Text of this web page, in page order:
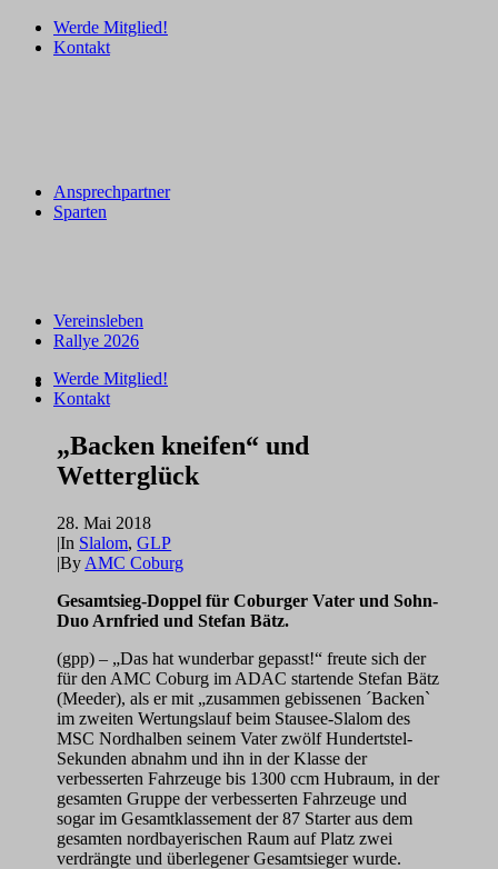
Werde Mitglied!
Kontakt
Ansprechpartner
Sparten
Vereinsleben
Rallye 2026
Werde Mitglied!
Kontakt
„Backen kneifen“ und
Wetterglück
28. Mai 2018
|In Slalom,GLP
|By AMC Coburg
Gesamtsieg-Doppel für Coburger Vater und Sohn-
Duo Arnfried und Stefan Bätz.
(gpp) – „Das hat wunderbar gepasst!“ freute sich der
für den AMC Coburg im ADAC startende Stefan Bätz
(Meeder), als er mit „zusammen gebissenen ´Backen`
im zweiten Wertungslauf beim Stausee-Slalom des
MSC Nordhalben seinem Vater zwölf Hundertstel-
Sekunden abnahm und ihn in der Klasse der
verbesserten Fahrzeuge bis 1300 ccm Hubraum, in der
gesamten Gruppe der verbesserten Fahrzeuge und
sogar im Gesamtklassement der 87 Starter aus dem
gesamten nordbayerischen Raum auf Platz zwei
verdrängte und überlegener Gesamtsieger wurde.